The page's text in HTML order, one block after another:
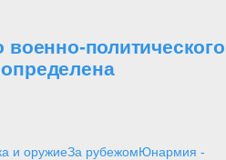
военно-политического
и оружиеЗа рубежомЮнармия -